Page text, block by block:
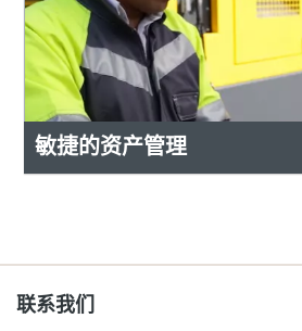
敏捷的资产管理
联系我们